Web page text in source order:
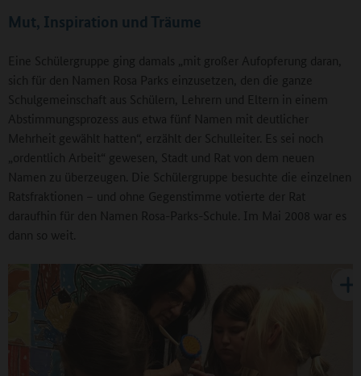
Mut, Inspiration und Träume
Eine Schülergruppe ging damals „mit großer Aufopferung daran,
sich für den Namen Rosa Parks einzusetzen, den die ganze
Schulgemeinschaft aus Schülern, Lehrern und Eltern in einem
Abstimmungsprozess aus etwa fünf Namen mit deutlicher
Mehrheit gewählt hatten“, erzählt der Schulleiter. Es sei noch
„ordentlich Arbeit“ gewesen, Stadt und Rat von dem neuen
Namen zu überzeugen. Die Schülergruppe besuchte die einzelnen
Ratsfraktionen – und ohne Gegenstimme votierte der Rat
daraufhin für den Namen Rosa-Parks-Schule. Im Mai 2008 war es
dann so weit.